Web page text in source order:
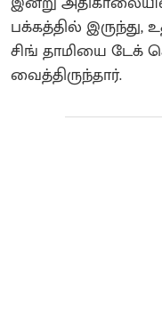
பக்கத்தில்
சிங் தாமியை டேக்
வைத்திருந்தார்.